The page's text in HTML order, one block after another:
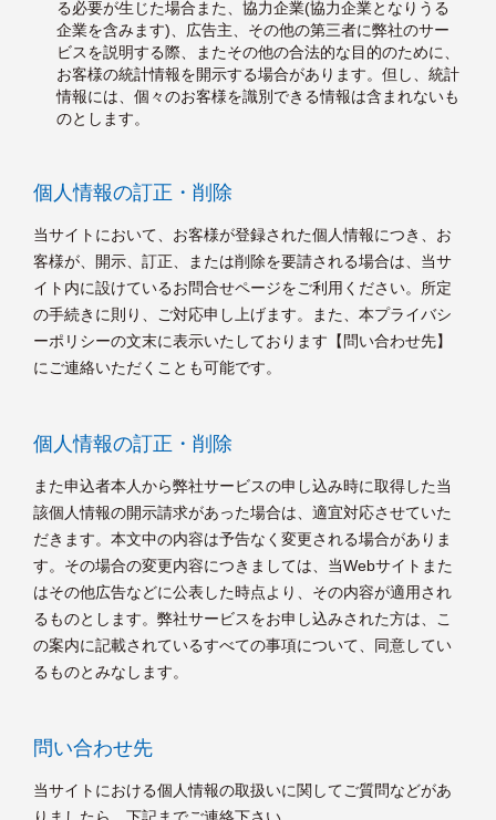
る必要が生じた場合また、協力企業(協力企業となりうる
企業を含みます)、広告主、その他の第三者に弊社のサー
ビスを説明する際、またその他の合法的な目的のために、
お客様の統計情報を開示する場合があります。但し、統計
情報には、個々のお客様を識別できる情報は含まれないも
のとします。
個人情報の訂正・削除
当サイトにおいて、お客様が登録された個人情報につき、お
客様が、開示、訂正、または削除を要請される場合は、当サ
イト内に設けているお問合せページをご利用ください。所定
の手続きに則り、ご対応申し上げます。また、本プライバシ
ーポリシーの文末に表示いたしております【問い合わせ先】
にご連絡いただくことも可能です。
個人情報の訂正・削除
また申込者本人から弊社サービスの申し込み時に取得した当
該個人情報の開示請求があった場合は、適宜対応させていた
だきます。本文中の内容は予告なく変更される場合がありま
す。その場合の変更内容につきましては、当Webサイトまた
はその他広告などに公表した時点より、その内容が適用され
るものとします。弊社サービスをお申し込みされた方は、こ
の案内に記載されているすべての事項について、同意してい
るものとみなします。
問い合わせ先
当サイトにおける個人情報の取扱いに関してご質問などがあ
りましたら、下記までご連絡下さい。